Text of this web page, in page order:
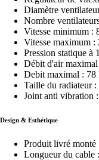
Diamètre
Nombre
Vitesse minimum :
Vitesse maximum :
Pression statique à
Débit d'air
Debit maximal : 78
Taille du radiateur
Joint anti vibration
Design & Esthétique
Produit livré monté
Longueur du cable